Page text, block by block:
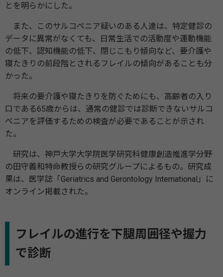
とを明らかにした。
また、このサルコペニア疑いのある人達は、特定健診の
データに異常がなくても、日常生活での活動度や運動機能
の低下、認知機能の低下、閉じこもり傾向など、要介護や
寝たきりの前段階とされるフレイルの傾向があることも分
かった。
将来の要介護や寝たきりを防ぐためにも、高齢者の入り
口である65歳からは、通常の健診では診断できないサルコ
ペニアを評価するための検査が必要であることが示され
た。
研究は、神戸大学大学院医学研究科健康創造推進学分野
の田守義和特命教授らの研究グループによるもの。研究成
果は、医学誌「Geriatrics and Gerontology International」に
オンライン掲載された。
フレイルの進行を下腿周囲径や握力
で診断